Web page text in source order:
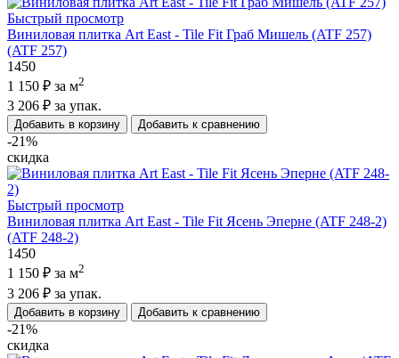
Быстрый просмотр
Виниловая плитка Art East - Tile Fit Граб Мишель (ATF 257)
(ATF 257)
1450
1 150 ₽ за м2
3 206 ₽ за упак.
Добавить в корзину Добавить к сравнению
-21%
скидка
Быстрый просмотр
Виниловая плитка Art East - Tile Fit Ясень Эперне (ATF 248-2)
(ATF 248-2)
1450
1 150 ₽ за м2
3 206 ₽ за упак.
Добавить в корзину Добавить к сравнению
-21%
скидка